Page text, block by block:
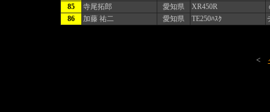
85
寺尾拓郎 愛知県 XR450R
86
加藤 祐二 愛知県 TE250ﾊｽｸ
<